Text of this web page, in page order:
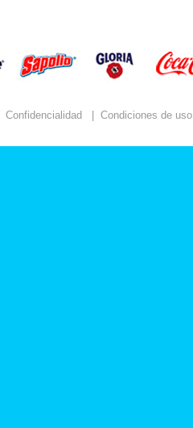
Confidencialidad Condiciones de uso